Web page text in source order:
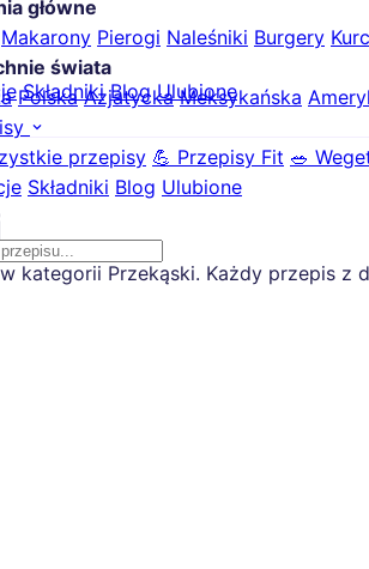
główne
Makarony Pierogi Naleśniki Burgery
świata
Polska Azjatycka Meksykańska
przepisy 💪 Przepisy Fit 🥗
Składniki Blog Ulubione
Składniki Blog Ulubione
kategorii Przekąski. Każdy przepis z